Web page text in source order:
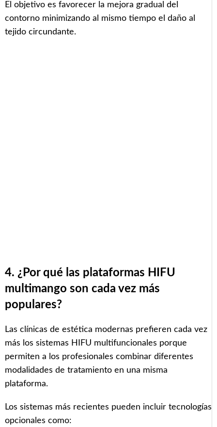
El objetivo es favorecer la mejora gradual del
contorno minimizando al mismo tiempo el daño al
tejido circundante.
4. ¿Por qué las plataformas HIFU
multimango son cada vez más
populares?
Las clínicas de estética modernas prefieren cada vez
más los sistemas HIFU multifuncionales porque
permiten a los profesionales combinar diferentes
modalidades de tratamiento en una misma
plataforma.
Los sistemas más recientes pueden incluir tecnologías
opcionales como: